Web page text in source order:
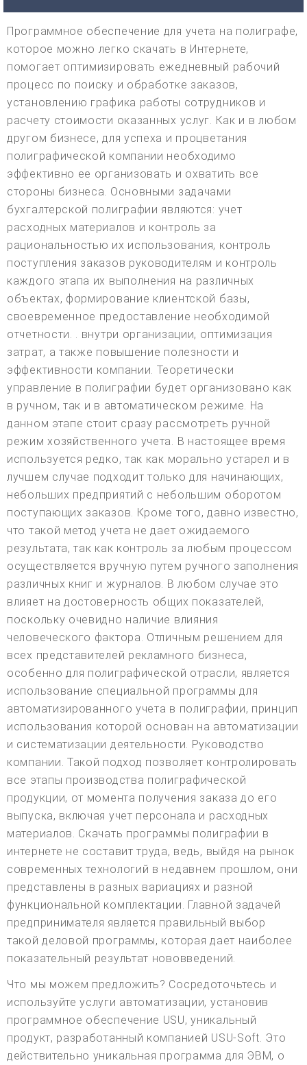
Программное обеспечение для учета на полиграфе,
которое можно легко скачать в Интернете,
помогает оптимизировать ежедневный рабочий
процесс по поиску и обработке заказов,
установлению графика работы сотрудников и
расчету стоимости оказанных услуг. Как и в любом
другом бизнесе, для успеха и процветания
полиграфической компании необходимо
эффективно ее организовать и охватить все
стороны бизнеса. Основными задачами
бухгалтерской полиграфии являются: учет
расходных материалов и контроль за
рациональностью их использования, контроль
поступления заказов руководителям и контроль
каждого этапа их выполнения на различных
объектах, формирование клиентской базы,
своевременное предоставление необходимой
отчетности. . внутри организации, оптимизация
затрат, а также повышение полезности и
эффективности компании. Теоретически
управление в полиграфии будет организовано как
в ручном, так и в автоматическом режиме. На
данном этапе стоит сразу рассмотреть ручной
режим хозяйственного учета. В настоящее время
используется редко, так как морально устарел и в
лучшем случае подходит только для начинающих,
небольших предприятий с небольшим оборотом
поступающих заказов. Кроме того, давно известно,
что такой метод учета не дает ожидаемого
результата, так как контроль за любым процессом
осуществляется вручную путем ручного заполнения
различных книг и журналов. В любом случае это
влияет на достоверность общих показателей,
поскольку очевидно наличие влияния
человеческого фактора. Отличным решением для
всех представителей рекламного бизнеса,
особенно для полиграфической отрасли, является
использование специальной программы для
автоматизированного учета в полиграфии, принцип
использования которой основан на автоматизации
и систематизации деятельности. Руководство
компании. Такой подход позволяет контролировать
все этапы производства полиграфической
продукции, от момента получения заказа до его
выпуска, включая учет персонала и расходных
материалов. Скачать программы полиграфии в
интернете не составит труда, ведь, выйдя на рынок
современных технологий в недавнем прошлом, они
представлены в разных вариациях и разной
функциональной комплектации. Главной задачей
предпринимателя является правильный выбор
такой деловой программы, которая дает наиболее
показательный результат нововведений.
Что мы можем предложить? Сосредоточьтесь и
используйте услуги автоматизации, установив
программное обеспечение USU, уникальный
продукт, разработанный компанией USU-Soft. Это
действительно уникальная программа для ЭВМ, о